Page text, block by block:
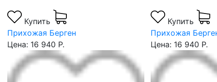
Купить
Прихожая Берген
Цена: 16 940 Р.
Купить
Прихожая
Цена: 16 940 Р.